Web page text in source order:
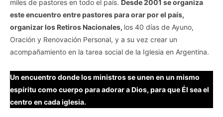
miles de pastores en todo el país. Desde 2001 se organiza
este encuentro entre pastores para orar por el país,
organizar los Retiros Nacionales, los 40 días de Ayuno,
Oración y Renovación Personal, y a su vez crear un
acompañamiento en la tarea social de la Iglesia en Argentina.
Un encuentro donde los ministros se unen en un mismo
espíritu como cuerpo para adorar a Dios, para que Él sea el
centro en cada iglesia.